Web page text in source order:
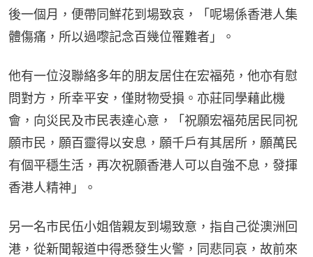
後一個月，便帶同鮮花到場致哀，「呢場係香港人集
體傷痛，所以過嚟記念百幾位罹難者」。
他有一位沒聯絡多年的朋友居住在宏福苑，他亦有慰
問對方，所幸平安，僅財物受損。亦莊同學藉此機
會，向災民及市民表達心意，「祝願宏福苑居民同祝
願市民，願百靈得以安息，願千戶有其居所，願萬民
有個平穩生活，再次祝願香港人可以自強不息，發揮
香港人精神」。
另一名市民伍小姐偕親友到場致意，指自己從澳洲回
港，從新聞報道中得悉發生火警，同悲同哀，故前來